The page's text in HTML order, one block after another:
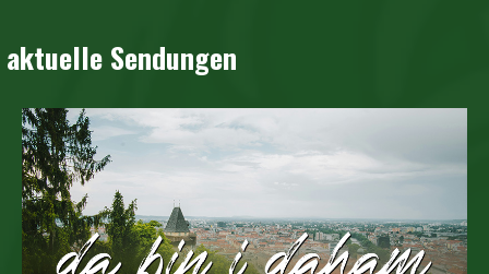
aktuelle Sendungen